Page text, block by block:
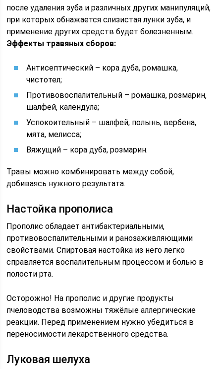
после удаления зуба и различных других манипуляций,
при которых обнажается слизистая лунки зуба, и
применение других средств будет болезненным.
Эффекты травяных сборов:
Антисептический – кора дуба, ромашка,
чистотел;
Противовоспалительный – ромашка, розмарин,
шалфей, календула;
Успокоительный – шалфей, полынь, вербена,
мята, мелисса;
Вяжущий – кора дуба, розмарин.
Травы можно комбинировать между собой,
добиваясь нужного результата.
Настойка прополиса
Прополис обладает антибактериальными,
противовоспалительными и ранозаживляющими
свойствами. Спиртовая настойка из него легко
справляется воспалительным процессом и болью в
полости рта.
Осторожно! На прополис и другие продукты
пчеловодства возможны тяжёлые аллергические
реакции. Перед применением нужно убедиться в
переносимости лекарственного средства.
Луковая шелуха